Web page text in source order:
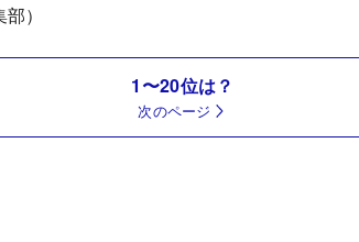
）
1〜20位は？
次のページ